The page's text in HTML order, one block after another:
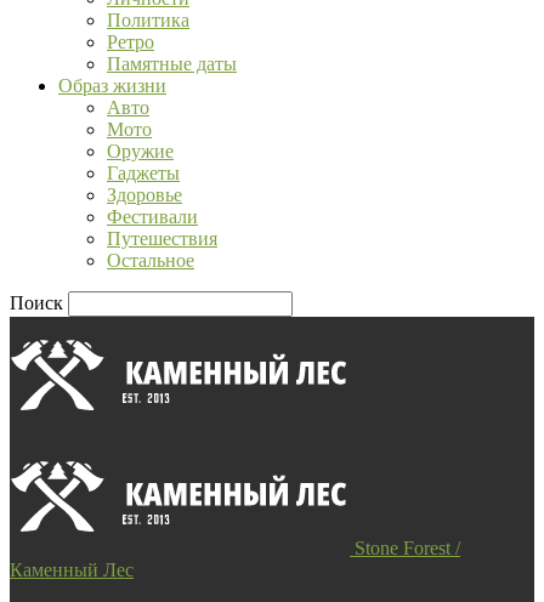
Политика
Ретро
Памятные даты
Образ жизни
Авто
Мото
Оружие
Гаджеты
Здоровье
Фестивали
Путешествия
Остальное
Поиск
Stone Forest /
Каменный Лес